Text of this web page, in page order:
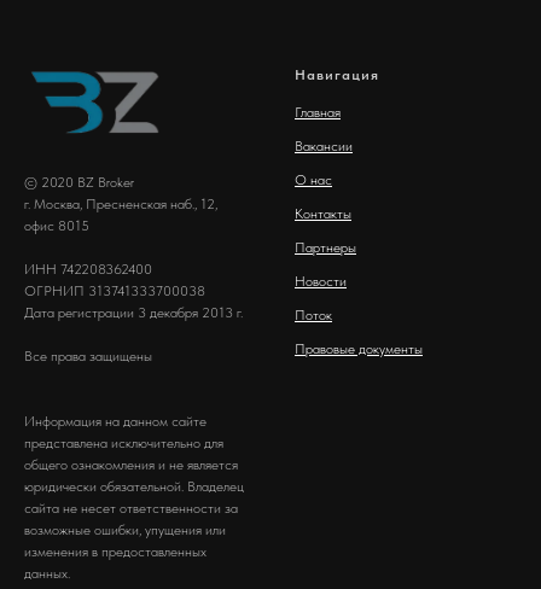
© 2020 BZ Broker
г. Москва, Пресненская наб., 12,
офис 8015
ИНН 742208362400
ОГРНИП 313741333700038
Дата регистрации 3 декабря 2013 г.
Все права защищены
Информация на данном сайте
представлена исключительно для
общего ознакомления и не является
юридически обязательной. Владелец
сайта не несет ответственности за
возможные ошибки, упущения или
изменения в предоставленных
данных.
Навигация
Главная
Вакансии
О нас
Контакты
Партнеры
Новости
Поток
Правовые документы